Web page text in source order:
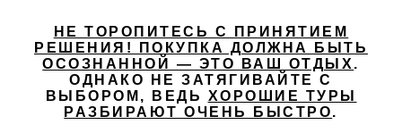
НЕ ТОРОПИТЕСЬ С ПРИНЯТИЕМ
РЕШЕНИЯ! ПОКУПКА ДОЛЖНА БЫТЬ
ОСОЗНАННОЙ — ЭТО ВАШ ОТДЫХ .
ОДНАКО НЕ ЗАТЯГИВАЙТЕ С
ВЫБОРОМ, ВЕДЬ ХОРОШИЕ ТУРЫ
РАЗБИРАЮТ ОЧЕНЬ БЫСТРО.